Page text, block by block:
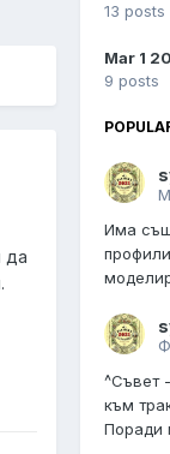
да
13 posts
Mar 1
9 posts
Има
^Съвет
към
Поради